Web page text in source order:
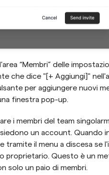
“Membri” delle
che dice "[+ Aggiungi]"
per aggiungere nuovi
finestra pop-up.
i membri del team
un account. Quando
il menu a discesa se
proprietario. Questo è un
solo un paio di membri.